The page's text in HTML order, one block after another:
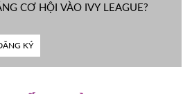
CƠ HỘI VÀO IVY LEAGUE?
KÝ